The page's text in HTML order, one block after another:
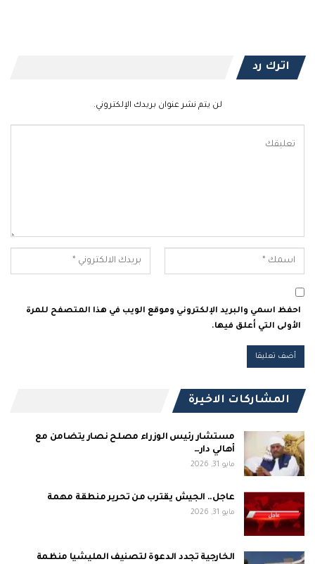
اترك رد
لن يتم نشر عنوان بريدك الإلكتروني.
احفظ اسمي والبريد الإلكتروني وموقع الويب في هذا المتصفح للمرة
الأولى التي أعلق فيها.
المشاركات الاخيرة
مستشار رئيس الوزراء مصلح نصار يتضامن مع
أهالي دار…
مايو 31, 2026
عاجل.. الجيش يقترب من تحرير منطقة مهمة
مايو 31, 2026
الخارجية تجدد الدعوة لتصنيف المليشيا منظمة